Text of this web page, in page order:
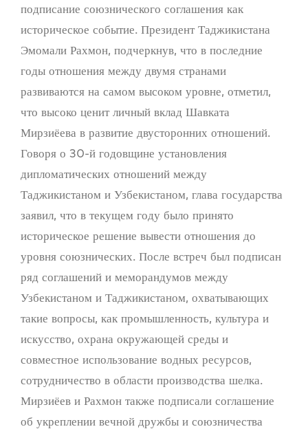
подписание союзнического соглашения как
историческое событие. Президент Таджикистана
Эмомали Рахмон, подчеркнув, что в последние
годы отношения между двумя странами
развиваются на самом высоком уровне, отметил,
что высоко ценит личный вклад Шавката
Мирзиёева в развитие двусторонних отношений.
Говоря о 30-й годовщине установления
дипломатических отношений между
Таджикистаном и Узбекистаном, глава государства
заявил, что в текущем году было принято
историческое решение вывести отношения до
уровня союзнических. После встреч был подписан
ряд соглашений и меморандумов между
Узбекистаном и Таджикистаном, охватывающих
такие вопросы, как промышленность, культура и
искусство, охрана окружающей среды и
совместное использование водных ресурсов,
сотрудничество в области производства шелка.
Мирзиёев и Рахмон также подписали соглашение
об укреплении вечной дружбы и союзничества